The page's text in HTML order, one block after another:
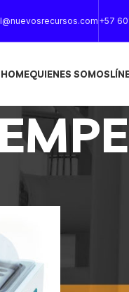
+57
HOMEQUIENES SOMOS